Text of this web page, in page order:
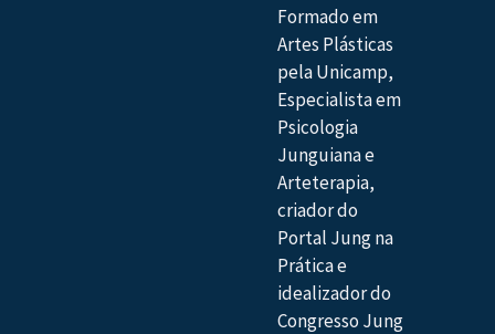
Formado em
Artes Plásticas
pela Unicamp,
Especialista em
Psicologia
Junguiana e
Arteterapia,
criador do
Portal Jung na
Prática e
idealizador do
Congresso Jung